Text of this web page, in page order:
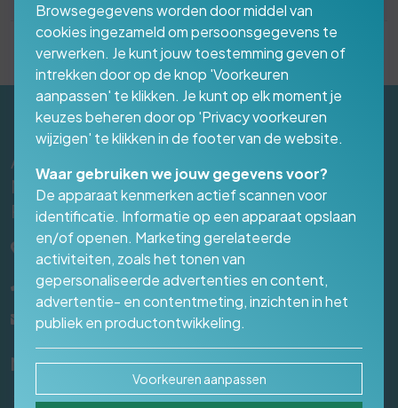
AI & Google Zichtbaarheid | Online
Marketing Bureau Den Bosch | Media
Presentaties
's-Hertogenbosch
06 - 54 38 60 19
info@mediapresentaties.nl
Navigeren
Gratis AI Zichtbaarheidsscan
Browsegegevens worden door middel van
cookies ingezameld om persoonsgegevens te
verwerken. Je kunt jouw toestemming geven of
intrekken door op de knop 'Voorkeuren
aanpassen' te klikken. Je kunt op elk moment je
keuzes beheren door op 'Privacy voorkeuren
wijzigen' te klikken in de footer van de website.
Waar gebruiken we jouw gegevens voor?
De apparaat kenmerken actief scannen voor
identificatie. Informatie op een apparaat opslaan
en/of openen. Marketing gerelateerde
activiteiten, zoals het tonen van
gepersonaliseerde advertenties en content,
advertentie- en contentmeting, inzichten in het
publiek en productontwikkeling.
Voorkeuren aanpassen